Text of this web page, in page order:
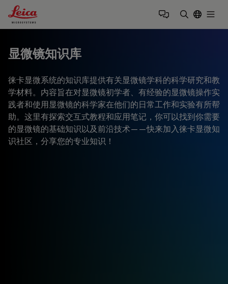
Leica Microsystems Logo
显微镜知识库
徕卡显微系统的知识库提供有关显微镜学科的科学研究和教
学材料。内容旨在对显微镜初学者、有经验的显微镜操作实
践者和使用显微镜的科学家在他们的日常工作和实验有所帮
助。这里有探索交互式教程和应用笔记，你可以找到你需要
的显微镜的基础知识以及前沿技术——快来加入徕卡显微知
识社区，分享您的专业知识！